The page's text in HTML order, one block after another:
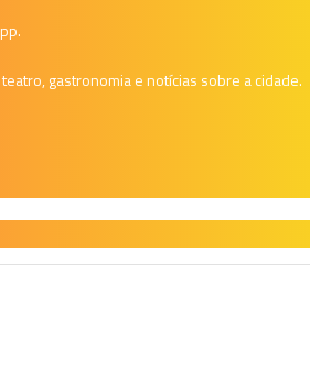
gastronomia e notícias sobre a cidade.